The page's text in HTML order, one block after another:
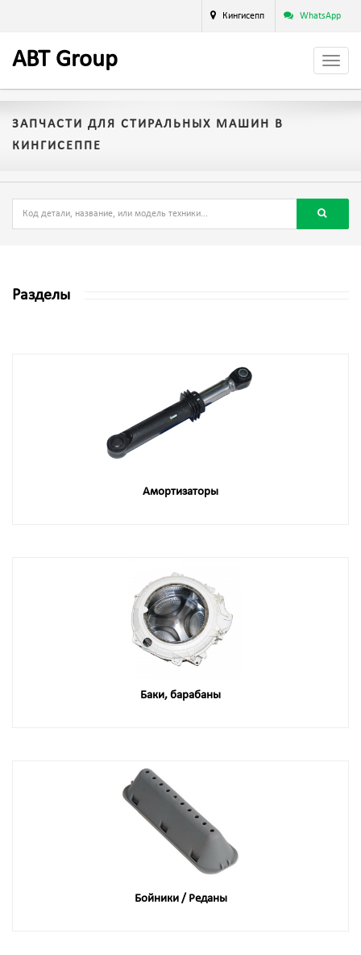
Кингисепп WhatsApp
ABT Group
ЗАПЧАСТИ ДЛЯ СТИРАЛЬНЫХ МАШИН В
КИНГИСЕППЕ
Разделы
Амортизаторы
Баки, барабаны
Бойники / Реданы